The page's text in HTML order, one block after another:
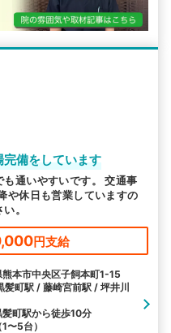
備をしています
通いやすいです。 交通事
や休日も営業していますの
。
円支給
本市中央区子飼本町1-15
髪町駅 / 藤崎宮前駅 / 坪井川
町駅から徒歩10分
〜5台）